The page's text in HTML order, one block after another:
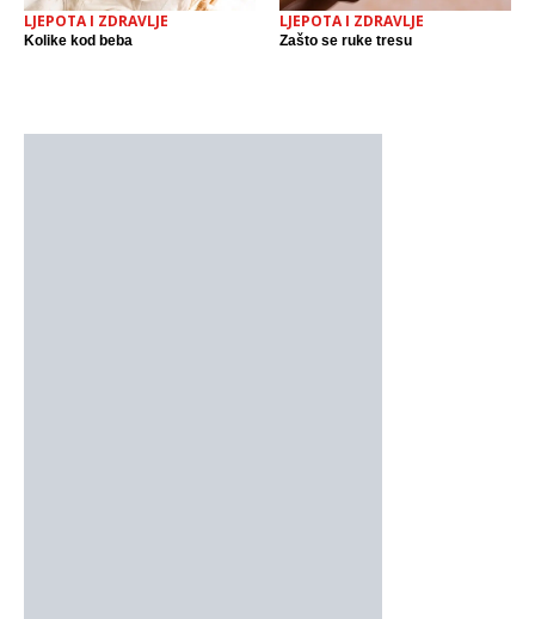
LJEPOTA I ZDRAVLJE
Kolike kod beba
LJEPOTA I ZDRAVLJE
Zašto se ruke tresu